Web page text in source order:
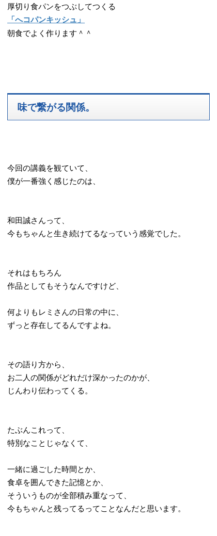
厚切り食パンをつぶしてつくる
「へコパンキッシュ」
朝食でよく作ります＾＾
味で繋がる関係。
今回の講義を観ていて、
僕が一番強く感じたのは、
和田誠さんって、
今もちゃんと生き続けてるなっていう感覚でした。
それはもちろん
作品としてもそうなんですけど、
何よりもレミさんの日常の中に、
ずっと存在してるんですよね。
その語り方から、
お二人の関係がどれだけ深かったのかが、
じんわり伝わってくる。
たぶんこれって、
特別なことじゃなくて、
一緒に過ごした時間とか、
食卓を囲んできた記憶とか、
そういうものが全部積み重なって、
今もちゃんと残ってるってことなんだと思います。